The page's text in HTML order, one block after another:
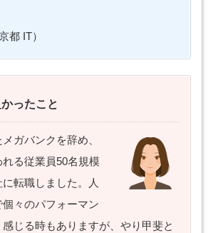
都 IT）
ったこと
ガバンクを辞め、
る従業員50名規模
転職しました。人
々のパフォーマン
じる時もありますが、やり甲斐と